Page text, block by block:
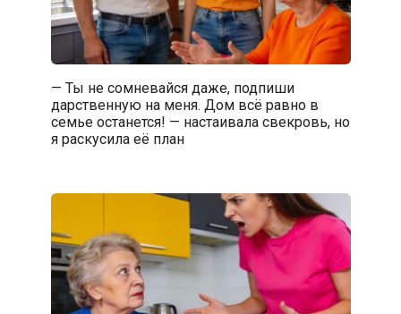
— Ты не сомневайся даже, подпиши
дарственную на меня. Дом всё равно в
семье останется! — настаивала свекровь, но
я раскусила её план